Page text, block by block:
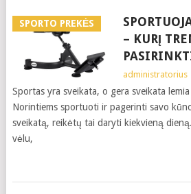
SPORTO PREKĖS
– KURĮ
administratorius
Sportas yra sveikata, o gera sveikata
Norintiems sportuoti ir pagerinti savo
sveikatą, reikėtų tai daryti kiekvieną
vėlu,